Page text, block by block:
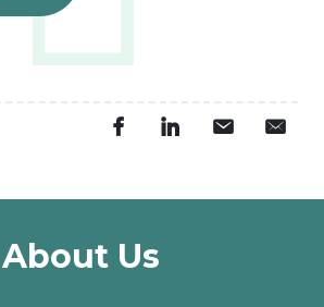
About Us